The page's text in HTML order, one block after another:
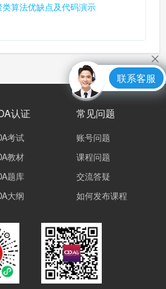
算法优缺点及代码演示
认证
考试
教材
题库
大纲
常见问题
账号问题
课程问题
交流答疑
如何发布课程
联系客服